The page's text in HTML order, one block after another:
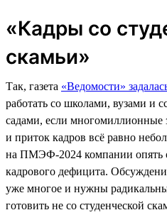
«Кадры со
скамьи»
Так, газета «Ведомости»
работать со школами, вузами и
садами, если многомиллионные
и приток кадров всё равно
на ПМЭФ-2024 компании опять
кадрового дефицита.
уже многое и нужны
готовить не со студенческой